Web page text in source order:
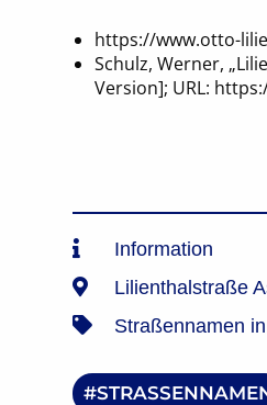
https://www.otto-
Schulz, Werner,
Version]; URL:
Lilienthalstraße
Information
Straßennamen
STRASSENNAMEN